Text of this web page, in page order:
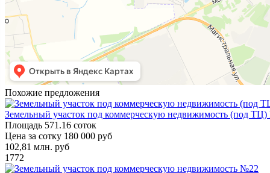
Похожие предложения
Земельный участок под коммерческую недвижимость (под
Площадь 571.16 соток
Цена за сотку 180 000 руб
102,81 млн. руб
1772